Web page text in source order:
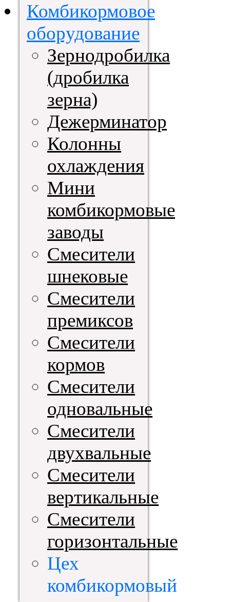
Комбикормовое
оборудование
Зернодробилка
(дробилка
зерна)
Дежерминатор
Колонны
охлаждения
Мини
комбикормовые
заводы
Смесители
шнековые
Смесители
премиксов
Смесители
кормов
Смесители
одновальные
Смесители
двухвальные
Смесители
вертикальные
Смесители
горизонтальные
Цех
комбикормовый